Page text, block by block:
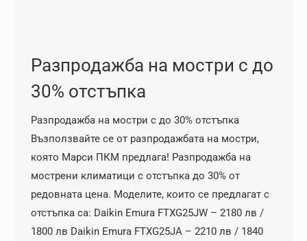
Разпродажба на мостри с до
30% отстъпка
Разпродажба на мостри с до 30% отстъпка
Възползвайте се от разпродажбата на мостри,
която Марси ПКМ предлага! Разпродажба на
мострени климатици с отстъпка до 30% от
редовната цена. Моделите, които се предлагат с
отстъпка са: Daikin Emura FTXG25JW – 2180 лв /
1800 лв Daikin Emura FTXG25JA – 2210 лв / 1840